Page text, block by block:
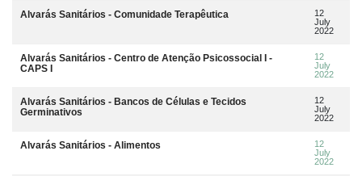
Alvarás Sanitários - Comunidade Terapêutica
12
July
2022
Alvarás Sanitários - Centro de Atenção Psicossocial I -
CAPS I
12
July
2022
Alvarás Sanitários - Bancos de Células e Tecidos
Germinativos
12
July
2022
Alvarás Sanitários - Alimentos
12
July
2022